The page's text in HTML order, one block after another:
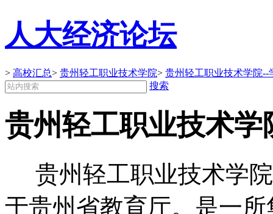
人大经济论坛
> 高校汇总> 贵州轻工职业技术学院> 贵州轻工职业技术学院--
搜索
贵州轻工职业技术学
贵州轻工职业技术学
于贵州省教育厅。是一